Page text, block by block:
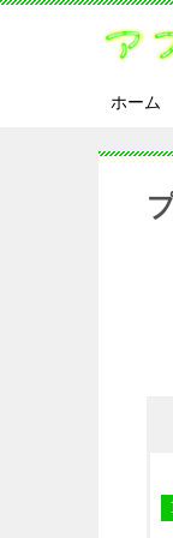
ホーム